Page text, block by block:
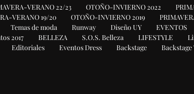
VERANO 22/23 OTOÑO-INVIERNO 2022
VERANO 19/20 OTOÑO-INVIERNO 2019
Temas de moda Runway Diseño UY EVENTOS
2017 BELLEZA S.O.S. Belleza LIFESTYLE
Editoriales Eventos Dress Backstage Backstage